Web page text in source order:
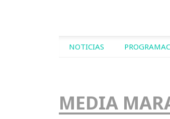
SKIP TO CONTENT
NOTICIAS
MEDIA